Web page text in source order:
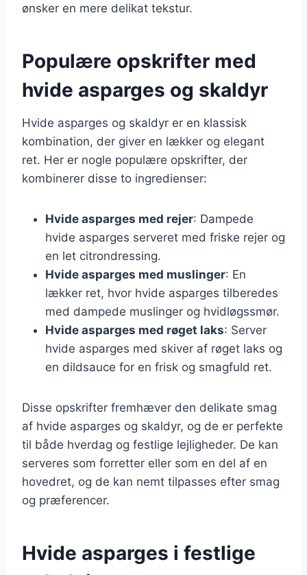
ønsker en mere delikat tekstur.
Populære opskrifter med
hvide asparges og skaldyr
Hvide asparges og skaldyr er en klassisk
kombination, der giver en lækker og elegant
ret. Her er nogle populære opskrifter, der
kombinerer disse to ingredienser:
Hvide asparges med rejer: Dampede
hvide asparges serveret med friske rejer og
en let citrondressing.
Hvide asparges med muslinger: En
lækker ret, hvor hvide asparges tilberedes
med dampede muslinger og hvidløgssmør.
Hvide asparges med røget laks: Server
hvide asparges med skiver af røget laks og
en dildsauce for en frisk og smagfuld ret.
Disse opskrifter fremhæver den delikate smag
af hvide asparges og skaldyr, og de er perfekte
til både hverdag og festlige lejligheder. De kan
serveres som forretter eller som en del af en
hovedret, og de kan nemt tilpasses efter smag
og præferencer.
Hvide asparges i festlige